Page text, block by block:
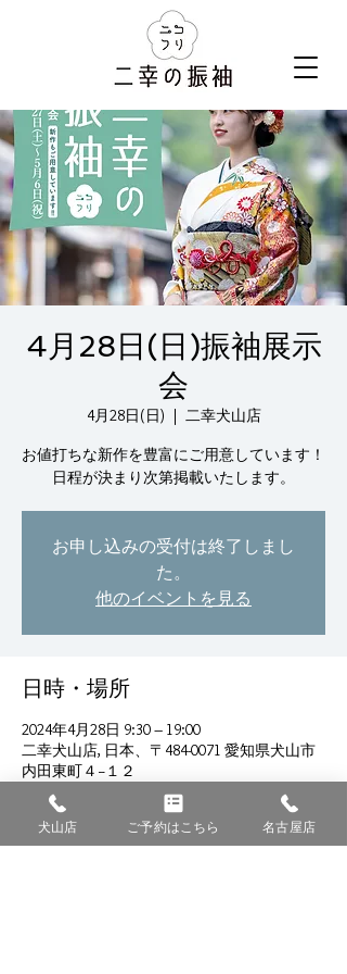
4月28日(日)振袖展示
会
4月28日(日)
  |
二幸犬山店
お値打ちな新作を豊富にご用意しています！
日程が決まり次第掲載いたします。
お申し込みの受付は終了しまし
た。
他のイベントを見る
日時・場所
2024年4月28日 9:30 – 19:00
二幸犬山店, 日本、〒484-0071 愛知県犬山市
内田東町４−１２
犬山店 ご予約はこちら 名古屋店